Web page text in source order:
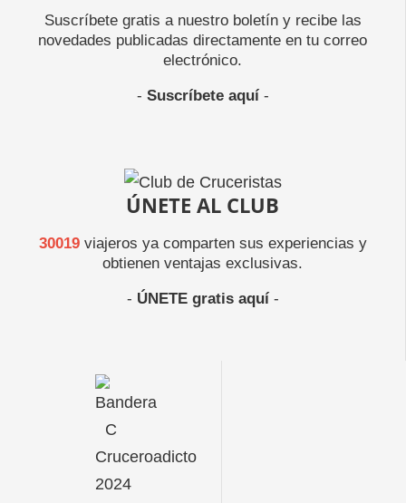
Suscríbete gratis a nuestro boletín y recibe las
novedades publicadas directamente en tu correo
electrónico.
- Suscríbete aquí-
ÚNETE AL CLUB
30019viajeros ya comparten sus experiencias y
obtienen ventajas exclusivas.
- ÚNETE gratis aquí-